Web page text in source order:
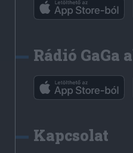
Rádió GaGa
Kapcsolat